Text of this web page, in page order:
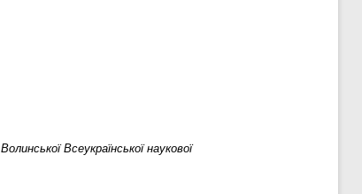
Всеукраїнської наукової